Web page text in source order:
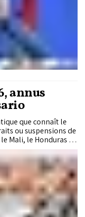
annus
que connaît le
ou suspensions de
Mali, le Honduras et
d’autonomie,
les États-Unis,
marocaine
Pour le
expert en relations
l’émergence
sur fond de